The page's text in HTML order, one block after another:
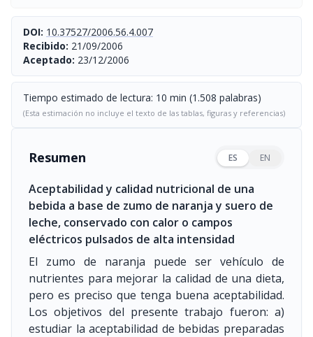
DOI: 10.37527/2006.56.4.007
Recibido: 21/09/2006
Aceptado: 23/12/2006
Tiempo estimado de lectura: 10 min (1.508 palabras)
(Esta estimación no incluye el texto de las tablas, figuras y referencias)
Resumen ES EN
Aceptabilidad y calidad nutricional de una
bebida a base de zumo de naranja y suero de
leche, conservado con calor o campos
eléctricos pulsados de alta intensidad
El zumo de naranja puede ser vehículo de
nutrientes para mejorar la calidad de una dieta,
pero es preciso que tenga buena aceptabilidad.
Los objetivos del presente trabajo fueron: a)
estudiar la aceptabilidad de bebidas preparadas